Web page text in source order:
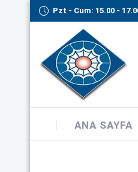
Pzt - Cum: 15.00 -
ANA SAYFA